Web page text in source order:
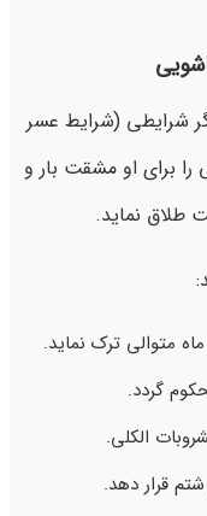
که اگر شرایطی (شرایط عسر
برای او مشقت بار و
طلاق نماید.
الکلی.
قرار دهد.